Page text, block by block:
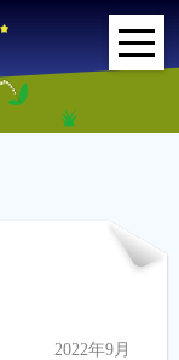
2022年9月